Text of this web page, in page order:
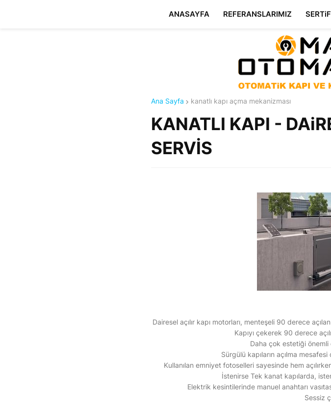
ANASAYFA REFERANSLARIMIZ
Ana Sayfa kanatlı kapı açma mekanizması
KANATLI KAPI -
SERVİS
Dairesel açılır kapı motorları, menteşeli 90 derece
Kapıyı çekerek 90 derece
Daha çok estetiği önemli
Sürgülü kapıların açılma
Kullanılan emniyet fotoselleri sayesinde hem
İstenirse Tek kanat kapılarda,
Elektrik kesintilerinde manuel anahtarı
Sessiz